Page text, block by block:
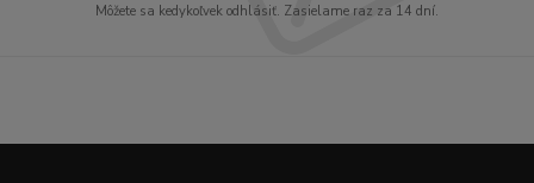
Môžete sa kedykoľvek odhlásiť. Zasielame raz za 14 dní.